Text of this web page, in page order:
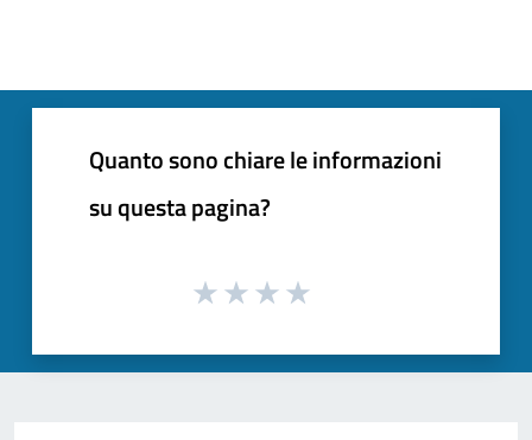
Quanto sono chiare le informazioni
su questa pagina?